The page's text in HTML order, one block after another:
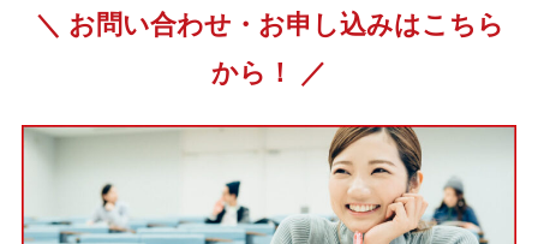
＼ お問い合わせ・お申し込みはこちら
から！ ／